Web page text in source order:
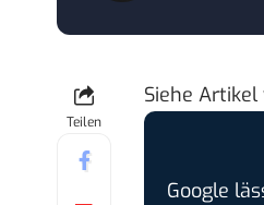
Teilen
Siehe Artikel
Google